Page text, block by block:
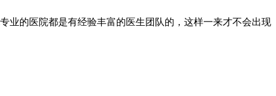
的医院都是有经验丰富的医生团队的，这样一来才不会出现